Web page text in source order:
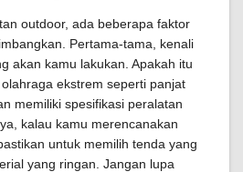
outdoor, ada beberapa faktor
Pertama-tama, kenali
akan kamu lakukan. Apakah itu
ekstrem seperti panjat
memiliki spesifikasi peralatan
kalau kamu merencanakan
untuk memilih tenda yang
yang ringan. Jangan lupa